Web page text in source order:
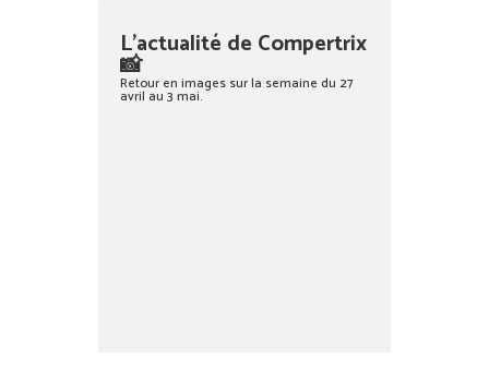
L’actualité de Compertrix
📸
Retour en images sur la semaine du 27
avril au 3 mai.